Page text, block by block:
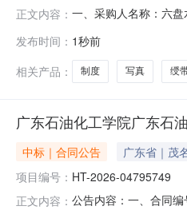
正文内容： 一、采购人名称：六
(元)1广告印刷服务、
发布时间： 1秒前
相关产品：
制度 写真 绶
广东石油化工学院广东石
中标｜合同公告 广东省｜茂
项目编号： HT-2026-04795749
正文内容： 公告内容：一、合同